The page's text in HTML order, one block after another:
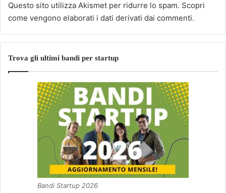
Questo sito utilizza Akismet per ridurre lo spam. Scopri
come vengono elaborati i dati derivati dai commenti.
Trova gli ultimi bandi per startup
Bandi Startup 2026